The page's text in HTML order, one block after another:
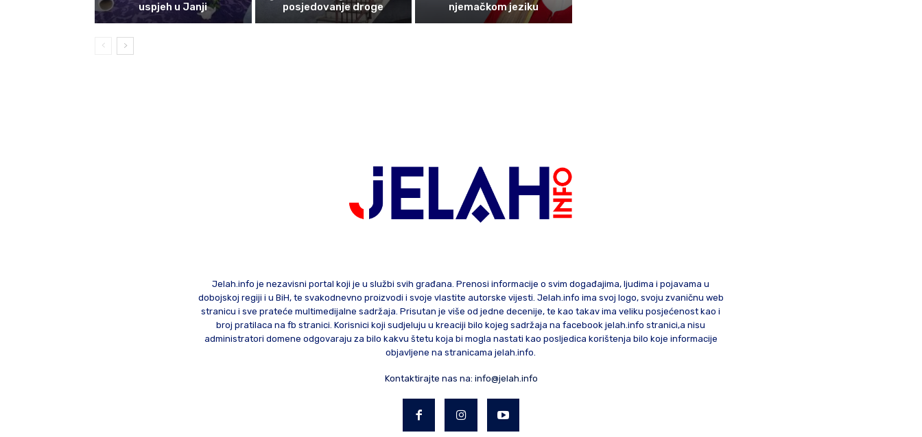
uspjeh u Janji
posjedovanje droge
njemačkom jeziku
Jelah.info je nezavisni portal koji je u službi svih građana. Prenosi informacije o svim događajima, ljudima i pojavama u
dobojskoj regiji i u BiH, te svakodnevno proizvodi i svoje vlastite autorske vijesti. Jelah.info ima svoj logo, svoju zvaničnu web
stranicu i sve prateće multimedijalne sadržaja. Prisutan je više od jedne decenije, te kao takav ima veliku posjećenost kao i
broj pratilaca na fb stranici. Korisnici koji sudjeluju u kreaciji bilo kojeg sadržaja na facebook jelah.info stranici,a nisu
administratori domene odgovaraju za bilo kakvu štetu koja bi mogla nastati kao posljedica korištenja bilo koje informacije
objavljene na stranicama jelah.info.
Kontaktirajte nas na: info@jelah.info